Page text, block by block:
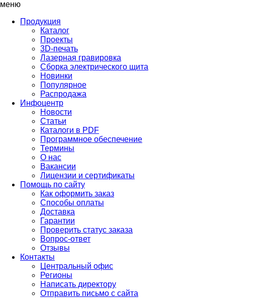
меню
Продукция
Каталог
Проекты
3D-печать
Лазерная гравировка
Сборка электрического щита
Новинки
Популярное
Распродажа
Инфоцентр
Новости
Статьи
Каталоги в PDF
Программное обеспечение
Термины
О нас
Вакансии
Лицензии и сертификаты
Помощь по сайту
Как оформить заказ
Способы оплаты
Доставка
Гарантии
Проверить статус заказа
Вопрос-ответ
Отзывы
Контакты
Центральный офис
Регионы
Написать директору
Отправить письмо с сайта